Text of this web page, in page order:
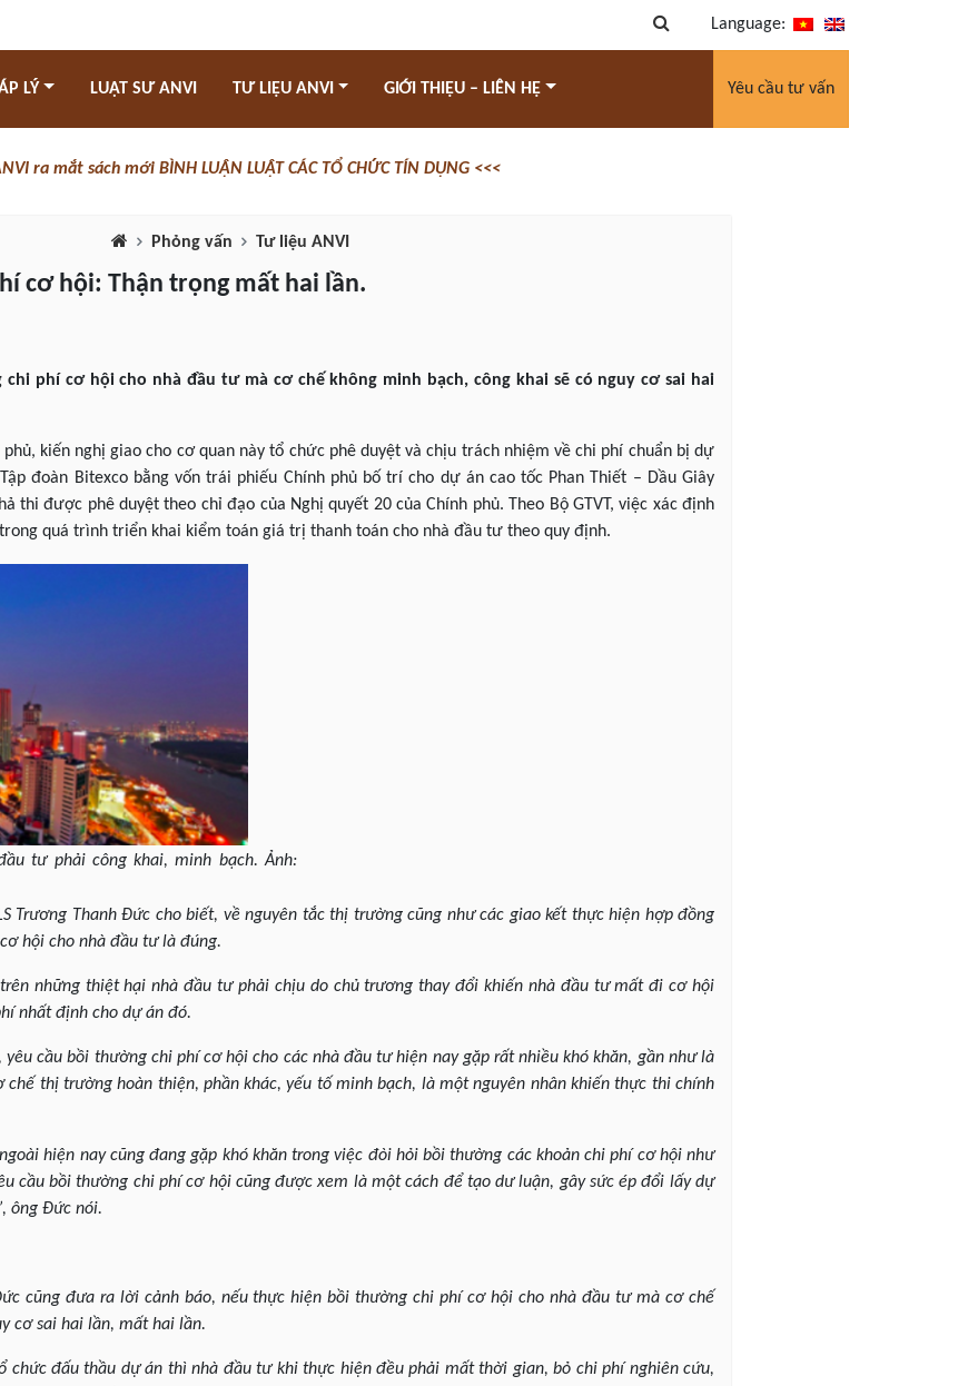
Language:
LÝ LUẬT SƯ ANVI TƯ LIỆU ANVI GIỚI THIỆU – LIÊN HỆ Yêu cầu tư vấn
ra mắt sách mới BÌNH LUẬN LUẬT CÁC TỔ CHỨC TÍN DỤNG <<<
Phỏng vấn Tư liệu ANVI
cơ hội: Thận trọng mất hai lần.
phí cơ hội cho nhà đầu tư mà cơ chế không minh bạch, công khai sẽ có nguy cơ sai hai
phủ, kiến nghị giao cho cơ quan này tổ chức phê duyệt và chịu trách nhiệm về chi phí chuẩn bị dự
đoàn Bitexco bằng vốn trái phiếu Chính phủ bố trí cho dự án cao tốc Phan Thiết – Dầu Giây
thi được phê duyệt theo chỉ đạo của Nghị quyết 20 của Chính phủ. Theo Bộ GTVT, việc xác định
quá trình triển khai kiểm toán giá trị thanh toán cho nhà đầu tư theo quy định.
tư phải công khai, minh bạch. Ảnh:
Trương Thanh Đức cho biết, về nguyên tắc thị trường cũng như các giao kết thực hiện hợp đồng
hội cho nhà đầu tư là đúng.
những thiệt hại nhà đầu tư phải chịu do chủ trương thay đổi khiến nhà đầu tư mất đi cơ hội
nhất định cho dự án đó.
cầu bồi thường chi phí cơ hội cho các nhà đầu tư hiện nay gặp rất nhiều khó khăn, gần như là
thị trường hoàn thiện, phần khác, yếu tố minh bạch, là một nguyên nhân khiến thực thi chính
hiện nay cũng đang gặp khó khăn trong việc đòi hỏi bồi thường các khoản chi phí cơ hội như
cầu bồi thường chi phí cơ hội cũng được xem là một cách để tạo dư luận, gây sức ép đổi lấy dự
ông Đức nói.
cũng đưa ra lời cảnh báo, nếu thực hiện bồi thường chi phí cơ hội cho nhà đầu tư mà cơ chế
cơ sai hai lần, mất hai lần.
chức đấu thầu dự án thì nhà đầu tư khi thực hiện đều phải mất thời gian, bỏ chi phí nghiên cứu,